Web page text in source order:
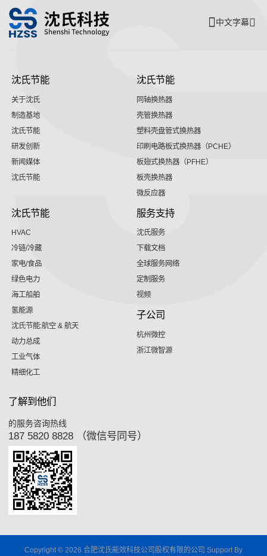
中文字幕
沈氏节能
关于沈氏
制造基地
沈氏节能
研发创新
新闻媒体
沈氏节能
沈氏节能
同轴换热器
壳管换热器
塑料壳盘管式换热器
印刷电路板式换热器（PCHE）
板翅式换热器（PFHE）
板壳换热器
微反应器
沈氏节能
HVAC
冷链/冷藏
家电/食品
绿色电力
海工船舶
氢能源
沈氏节能:航空 & 航天
动力总成
工业气体
精细化工
服务支持
沈氏服务
下载文档
全球服务网络
定制服务
视频
子公司
杭州微控
浙江微智源
了解到他们
的服务咨询热线
187 5820 8828 （微信号同号）
Copyright © 2026 合肥沈氏能效科技公司股权有限的公司 Support By